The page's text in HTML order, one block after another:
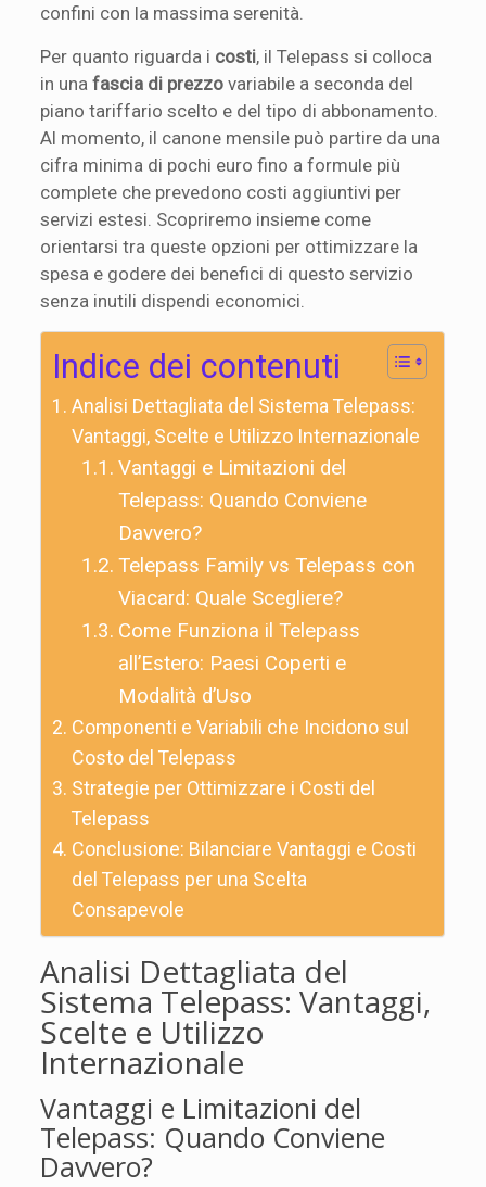
confini con la massima serenità.
Per quanto riguarda i costi, il Telepass si colloca
in unafascia di prezzo variabile a seconda del
piano tariffario scelto e del tipo di abbonamento.
Al momento, il canone mensile può partire da una
cifra minima di pochi euro fino a formule più
complete che prevedono costi aggiuntivi per
servizi estesi. Scopriremo insieme come
orientarsi tra queste opzioni per ottimizzare la
spesa e godere dei benefici di questo servizio
senza inutili dispendi economici.
Indice dei contenuti
Analisi Dettagliata del Sistema Telepass:
Vantaggi, Scelte e Utilizzo Internazionale
Vantaggi e Limitazioni del
Telepass: Quando Conviene
Davvero?
Telepass Family vs Telepass con
Viacard: Quale Scegliere?
Come Funziona il Telepass
all’Estero: Paesi Coperti e
Modalità d’Uso
Componenti e Variabili che Incidono sul
Costo del Telepass
Strategie per Ottimizzare i Costi del
Telepass
Conclusione: Bilanciare Vantaggi e Costi
del Telepass per una Scelta
Consapevole
Analisi Dettagliata del
Sistema Telepass: Vantaggi,
Scelte e Utilizzo
Internazionale
Vantaggi e Limitazioni del
Telepass: Quando Conviene
Davvero?